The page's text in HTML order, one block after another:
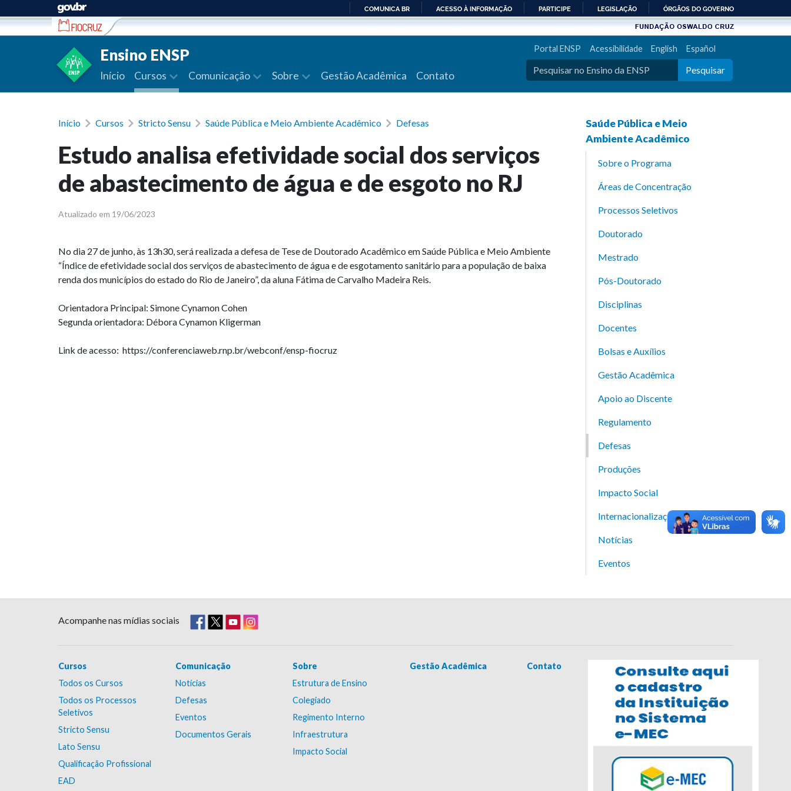
Ir para conteúdo
PARA
COMUNICA BR ACESSO À INFORMAÇÃO PARTICIPE LEGISLAÇÃO ÓRGÃOS DO GOVERNO
Ensino ENSP
Início Cursos Comunicação Sobre Gestão Acadêmica Contato
Portal ENSP Acessibilidade English Español
Pesquisar
Início Cursos Stricto Sensu Saúde Pública e Meio Ambiente Acadêmico Defesas
Estudo analisa efetividade social dos serviços
de abastecimento de água e de esgoto no RJ
Atualizado em 19/06/2023
No dia 27 de junho, às 13h30, será realizada a defesa de Tese de Doutorado Acadêmico em Saúde Pública e Meio Ambiente
“Índice de efetividade social dos serviços de abastecimento de água e de esgotamento sanitário para a população de baixa
renda dos municípios do estado do Rio de Janeiro”, da aluna Fátima de Carvalho Madeira Reis.
Orientadora Principal: Simone Cynamon Cohen
Segunda orientadora: Débora Cynamon Kligerman
Link de acesso: https://conferenciaweb.rnp.br/webconf/ensp-fiocruz
Saúde Pública e Meio
Ambiente Acadêmico
Sobre o Programa
Áreas de Concentração
Processos Seletivos
Doutorado
Mestrado
Pós-Doutorado
Disciplinas
Docentes
Bolsas e Auxílios
Gestão Acadêmica
Apoio ao Discente
Regulamento
Defesas
Produções
Impacto Social
Internacionalização
Notícias
Eventos
Acompanhe nas mídias sociais
Cursos
Todos os Cursos
Todos os Processos
Seletivos
Stricto Sensu
Lato Sensu
Qualificação Profissional
EAD
Comunicação
Notícias
Defesas
Eventos
Documentos Gerais
Sobre
Estrutura de Ensino
Colegiado
Regimento Interno
Infraestrutura
Impacto Social
Gestão Acadêmica Contato